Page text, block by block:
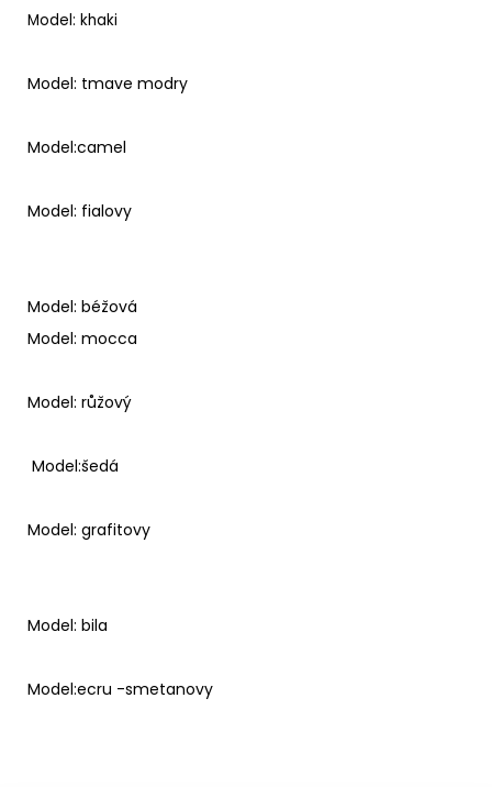
Model: khaki
Model: tmave modry
Model:camel
Model: fialovy
Model: béžová
Model: mocca
Model: růžový
Model:šedá
Model: grafitovy
Model: bila
Model:ecru -smetanovy